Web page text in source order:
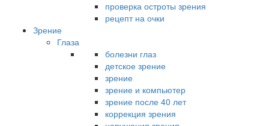
проверка остроты зрения
рецепт на очки
Зрение
Глаза
болезни глаз
детское зрение
зрение
зрение и компьютер
зрение после 40 лет
коррекция зрения